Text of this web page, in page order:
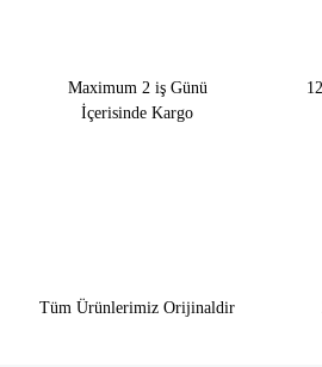
Maximum 2 iş Günü
İçerisinde Kargo
Tüm Ürünlerimiz Orijinaldir